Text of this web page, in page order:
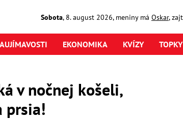
Sobota, 8. august2026, meniny má Oskar,
EKONOMIKA KVÍZY
v nočnej košeli,
prsia!